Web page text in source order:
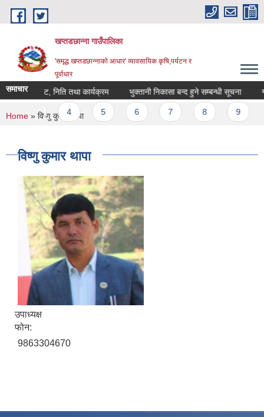
Skip to main content
खप्तडछान्ना गाउँपालिका
'समृद्ध खप्तडछान्नाको आधार' व्यावसायिक कृषि,पर्यटन र
पूर्वाधार
समाचार
को बजेट, निति तथा कार्यक्रम भुक्तानी निकासा बन्द हुने सम्बन्धी सूचना
4
You are here
Home » विष्णु कुमार थापा
विष्णु कुमार थापा
उपाध्यक्ष
फोन:
9863304670